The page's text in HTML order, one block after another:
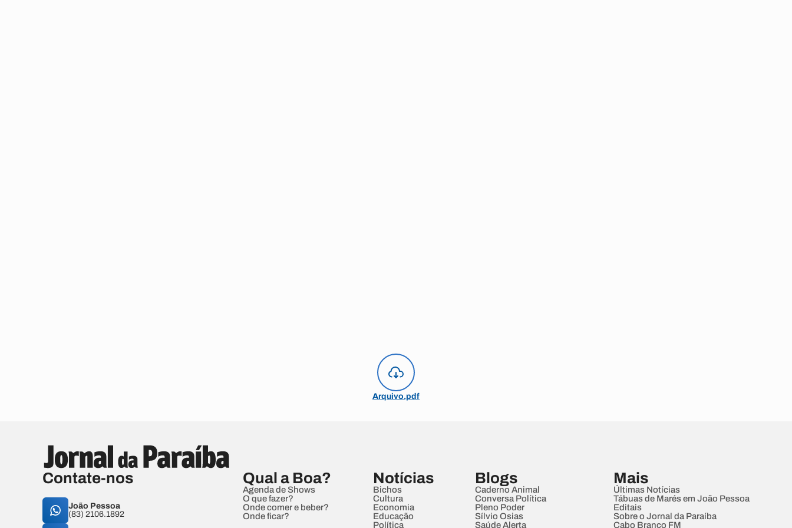
Arquivo.pdf
Contate-nos
João Pessoa
(83) 2106.1892
Qual a Boa?
Agenda de Shows
O que fazer?
Onde comer e beber?
Onde ficar?
Notícias
Bichos
Cultura
Economia
Educação
Política
Blogs
Caderno Animal
Conversa Política
Pleno Poder
Sílvio Osias
Saúde Alerta
Mais
Últimas Notícias
Tábuas de Marés em João Pessoa
Editais
Sobre o Jornal da Paraíba
Cabo Branco FM